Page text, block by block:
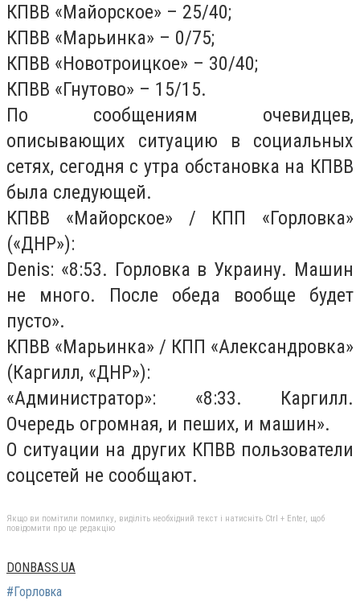
КПВВ «Майорское» – 25/40;
КПВВ «Марьинка» – 0/75;
КПВВ «Новотроицкое» – 30/40;
КПВВ «Гнутово» – 15/15.
По сообщениям очевидцев,
описывающих ситуацию в социальных
сетях, сегодня с утра обстановка на КПВВ
была следующей.
КПВВ «Майорское» / КПП «Горловка»
(«ДНР»):
Denis: «8:53. Горловка в Украину. Машин
не много. После обеда вообще будет
пусто».
КПВВ «Марьинка» / КПП «Александровка»
(Каргилл, «ДНР»):
«Администратор»: «8:33. Каргилл.
Очередь огромная, и пеших, и машин».
О ситуации на других КПВВ пользователи
соцсетей не сообщают.
Якщо ви помітили помилку, виділіть необхідний текст і натисніть Ctrl + Enter, щоб
повідомити про це редакцію
DONBASS.UA
#Горловка